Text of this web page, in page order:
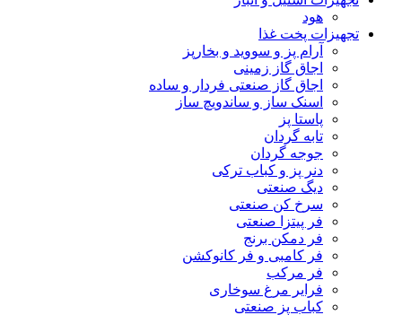
هود
تجهیزات پخت غذا
آرام پز و سووید و بخارپز
اجاق گاز زمینی
اجاق گاز صنعتی فردار و ساده
اسنک ساز و ساندویچ ساز
پاستا پز
تابه گردان
جوجه گردان
دنر پز و کباب ترکی
دیگ صنعتی
سرخ کن صنعتی
فر پیتزا صنعتی
فر دمکن برنج
فر کامبی و فر کانوکشن
فر مرکب
فرایر مرغ سوخاری
کباب پز صنعتی